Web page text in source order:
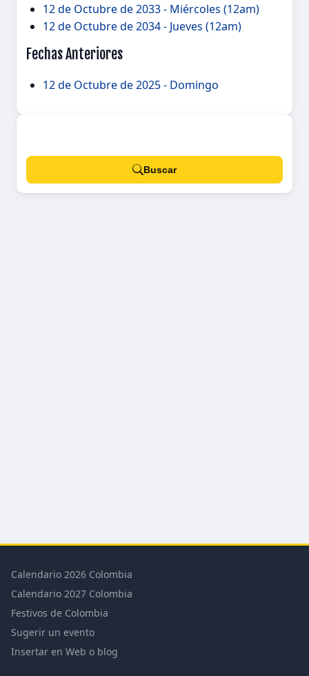
12 de Octubre de 2033 - Miércoles (12am)
12 de Octubre de 2034 - Jueves (12am)
Fechas Anteriores
12 de Octubre de 2025 - Domingo
Buscar
Calendario 2026 Colombia
Calendario 2027 Colombia
Festivos de Colombia
Sugerir un evento
Insertar en Web o blog